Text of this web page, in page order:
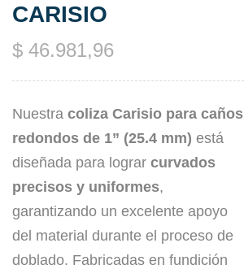
CARISIO
$ 46.981,96
Nuestra coliza Carisio para caños
redondos de 1” (25.4 mm) está
diseñada para lograr curvados
precisos y uniformes,
garantizando un excelente apoyo
del material durante el proceso de
doblado. Fabricadas en fundición